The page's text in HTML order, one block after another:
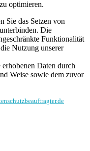
optimieren.
Sie das Setzen von
Die
Funktionalität
Nutzung unserer
Daten durch
Weise sowie dem zuvor